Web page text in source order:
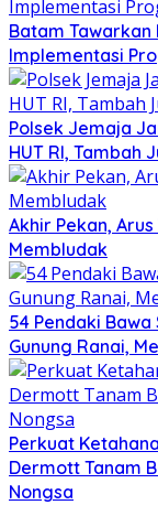
Batam
Implementasi
Polsek Jemaja
HUT RI, Tambah
Akhir Pekan,
Membludak
54 Pendaki
Gunung Ranai,
Perkuat
Dermott Tanam
Nongsa